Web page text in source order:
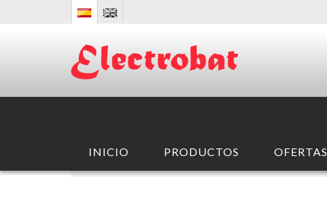
INICIO PRODUCTOS OFERTAS